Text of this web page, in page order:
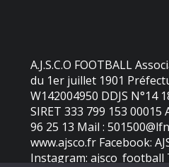
A.J.S.C.O FOOTBALL
du 1er juillet 1901
W142004950 DDJS N°14
SIRET 333 799 153 00015
96 25 13 Mail :
www.ajsco.fr Facebook:
Instagram: